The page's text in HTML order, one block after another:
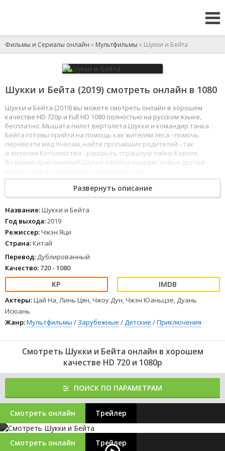
Фильмы и Сериалы онлайн » Мультфильмы » Шукки и Бейта
Шукки и Бейта (2019) смотреть онлайн в 1080
Шукки и Бейта (2019) вы можете смотреть онлайн в хорошем
качестве HD 720p и Full HD 1080 полностью на русском языке,
бесплатно. Мышата пилот вертолета Шукки и командир танка
Бейта готовы прийти на помощь как жителям леса - помочь
перевезти мёд пчелам, найти пропавших родителей - так
и жителям Котолевства - раскрыть страшную тайну Короля.
Во время приключений Шукки и Бейта находят новых друзей
12345 678
Развернуть описание
Название:Шукки и Бейта
Год выхода:2019
Режиссер:Чжэн Яци
Страна:Китай
Перевод: Дублированный
Качество: 720 - 1080
Актеры:Цай На, Линь Цян, Чжоу Дун, Чжэн Юаньцзе, Дуань
Исюань
Жанр:Мультфильмы / Зарубежные /Детские /Приключения
Смотреть Шукки и Бейта онлайн в хорошем
качестве HD 720 и 1080p
ПОИСК ПО ПАРАМЕТРАМ
Смотреть онлайн Трейлер
Смотреть онлайн Трейлер